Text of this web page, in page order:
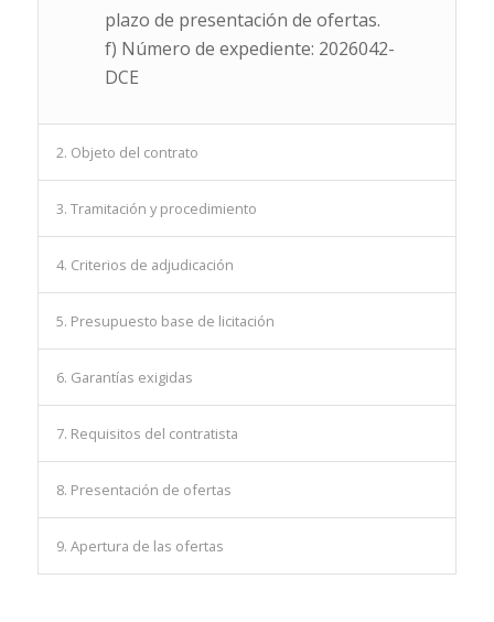
plazo de presentación de ofertas.
f) Número de expediente: 2026042-
DCE
2. Objeto del contrato
3. Tramitación y procedimiento
4. Criterios de adjudicación
5. Presupuesto base de licitación
6. Garantías exigidas
7. Requisitos del contratista
8. Presentación de ofertas
9. Apertura de las ofertas